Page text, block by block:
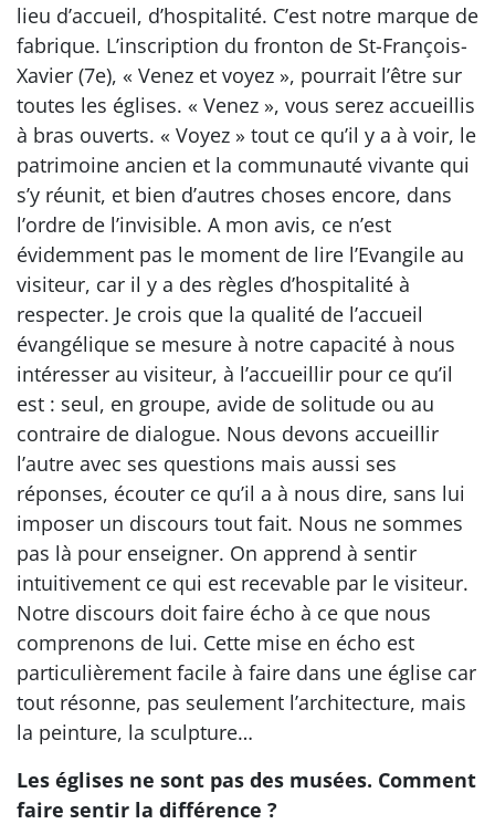
lieu d’accueil, d’hospitalité. C’est notre marque de
fabrique. L’inscription du fronton de St-François-
Xavier (7e), « Venez et voyez », pourrait l’être sur
toutes les églises. « Venez », vous serez accueillis
à bras ouverts. « Voyez » tout ce qu’il y a à voir, le
patrimoine ancien et la communauté vivante qui
s’y réunit, et bien d’autres choses encore, dans
l’ordre de l’invisible. A mon avis, ce n’est
évidemment pas le moment de lire l’Evangile au
visiteur, car il y a des règles d’hospitalité à
respecter. Je crois que la qualité de l’accueil
évangélique se mesure à notre capacité à nous
intéresser au visiteur, à l’accueillir pour ce qu’il
est : seul, en groupe, avide de solitude ou au
contraire de dialogue. Nous devons accueillir
l’autre avec ses questions mais aussi ses
réponses, écouter ce qu’il a à nous dire, sans lui
imposer un discours tout fait. Nous ne sommes
pas là pour enseigner. On apprend à sentir
intuitivement ce qui est recevable par le visiteur.
Notre discours doit faire écho à ce que nous
comprenons de lui. Cette mise en écho est
particulièrement facile à faire dans une église car
tout résonne, pas seulement l’architecture, mais
la peinture, la sculpture…
Les églises ne sont pas des musées. Comment
faire sentir la différence ?